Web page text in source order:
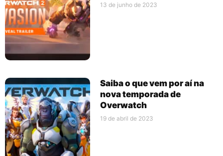
13 de junho de 2023
Saiba o que vem por aí na
nova temporada de
Overwatch
19 de abril de 2023